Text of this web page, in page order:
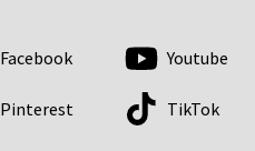
Facebook Youtube
Pinterest TikTok